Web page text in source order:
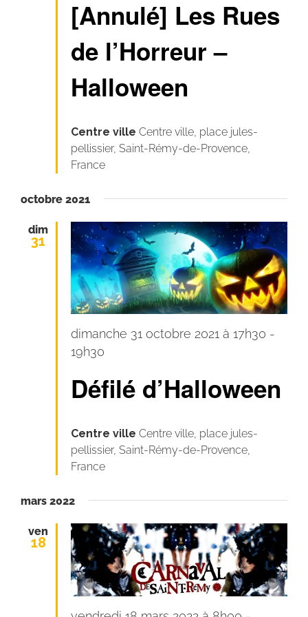
[Annulé] Les Rues
de l’Horreur –
Halloween
Centre villeCentre ville, place jules-
pellissier, Saint-Rémy-de-Provence,
France
octobre 2021
dim
31
Défilé d’Halloween
dimanche 31 octobre 2021 à 17h30 -
19h30
Centre villeCentre ville, place jules-
pellissier, Saint-Rémy-de-Provence,
France
mars 2022
ven
18